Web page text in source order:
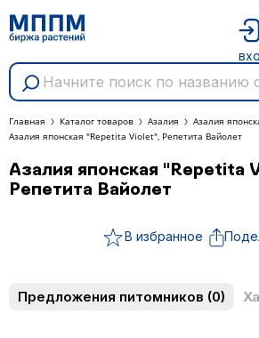
Главная Каталог товаров Азалия
Азалия
Азалия японская "Repetita Violet", Репетита Вайолет
Азалия японская "Repetita
Репетита Вайолет
В избранное
Предложения питомников (0)